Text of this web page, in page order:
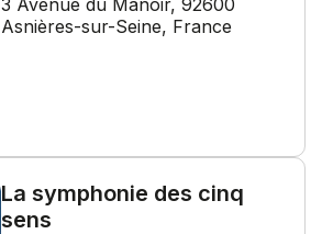
3 Avenue du Manoir, 92600
Asnières-sur-Seine, France
La symphonie des cinq
sens